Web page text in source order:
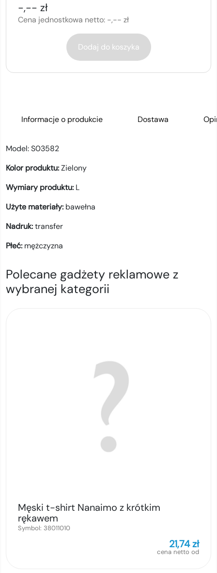
-,-- zł
Cena jednostkowa netto: -,-- zł
Dodaj do koszyka
Informacje o produkcie Dostawa
Model:S03582
Kolor produktu:Zielony
Wymiary produktu: L
Użyte materiały: bawełna
Nadruk:transfer
Płeć: mężczyzna
Polecane gadżety reklamowe z
wybranej kategorii
Męski t-shirt Nanaimo z krótkim
rękawem
Symbol: 38011010
21,74zł
cena netto od